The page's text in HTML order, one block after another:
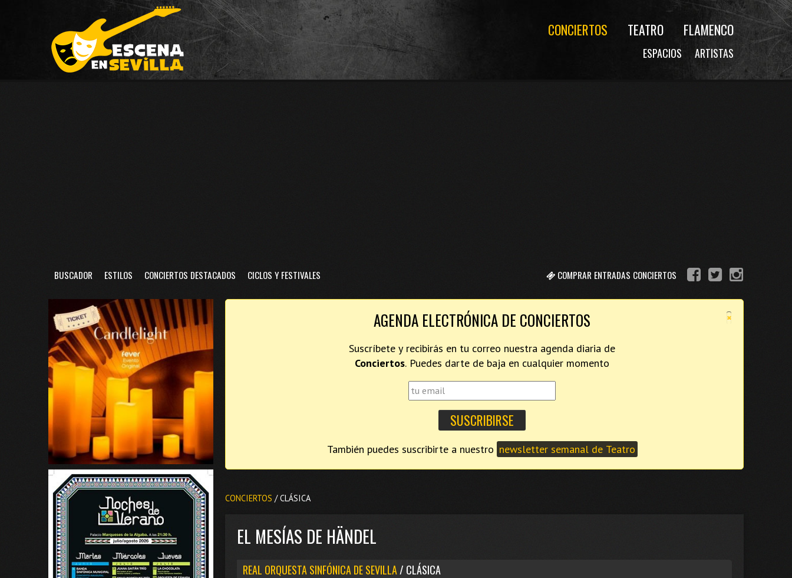
CONCIERTOS TEATRO FLAMENCO
ESPACIOS ARTISTAS
COMPRAR ENTRADAS CONCIERTOS
BUSCADOR ESTILOS CONCIERTOS DESTACADOS CICLOS Y FESTIVALES
×
AGENDA ELECTRÓNICA DE CONCIERTOS
Suscríbete y recibirás en tu correo nuestra agenda diaria de
Conciertos. Puedes darte de baja en cualquier momento
También puedes suscribirte a nuestro newsletter semanal de Teatro
CONCIERTOS / CLÁSICA
EL MESÍAS DE HÄNDEL
REAL ORQUESTA SINFÓNICA DE SEVILLA/ CLÁSICA